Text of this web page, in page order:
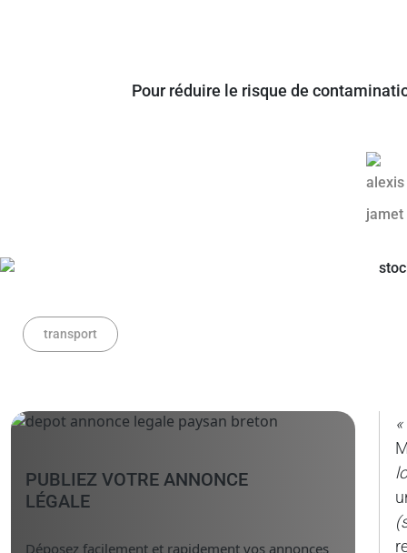
Pour réduire le risque de
transport
PUBLIEZ VOTRE ANNONCE
LÉGALE
Déposez facilement et rapidement vos annonces